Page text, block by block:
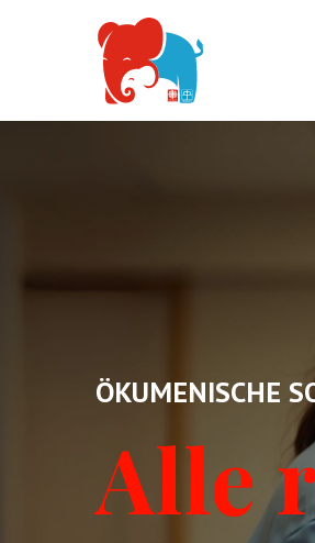
ÖKUMENISCHE
Alle